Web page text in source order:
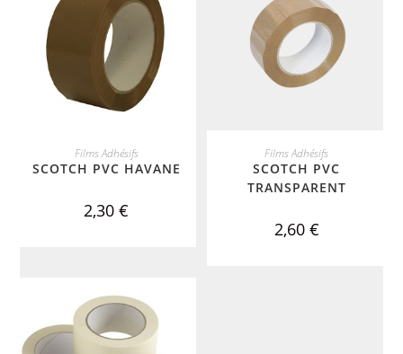
ADD TO CART
Films Adhésifs
SCOTCH PVC HAVANE
2,30€
ADD TO CART
Films Adhésifs
SCOTCH PVC
TRANSPARENT
2,60 €